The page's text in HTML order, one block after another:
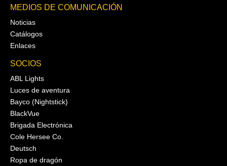
MEDIOS DE COMUNICACIÓN
Noticias
Catálogos
Enlaces
SOCIOS
ABL Lights
Luces de aventura
Bayco (Nightstick)
BlackVue
Brigada Electrónica
Cole Hersee Co.
Deutsch
Ropa de dragón